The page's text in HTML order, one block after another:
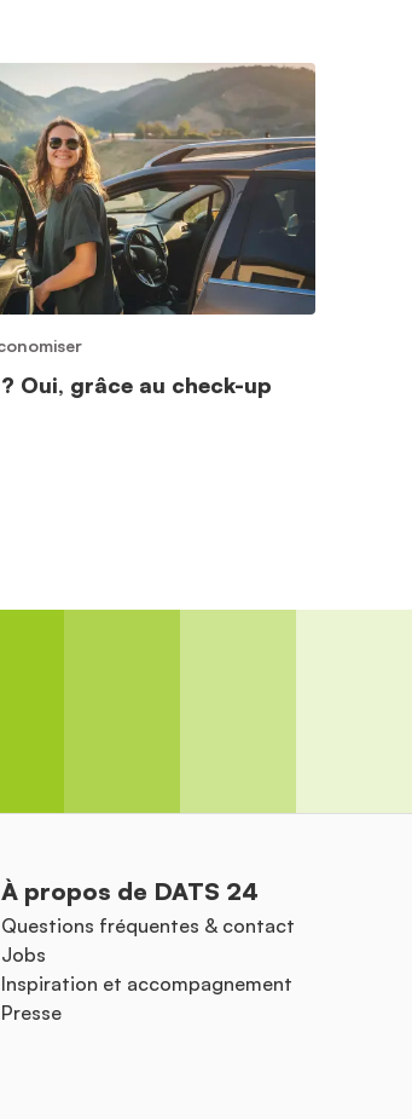
Oui, grâce au check-up
À propos de DATS 24
Questions fréquentes & contact
Jobs
Inspiration et accompagnement
Presse